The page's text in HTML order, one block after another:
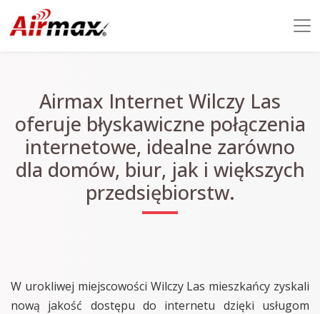
Airmax Internet Wilczy Las
oferuje błyskawiczne połączenia
internetowe, idealne zarówno
dla domów, biur, jak i większych
przedsiębiorstw.
W urokliwej miejscowości Wilczy Las mieszkańcy zyskali
nową jakość dostępu do internetu dzięki usługom